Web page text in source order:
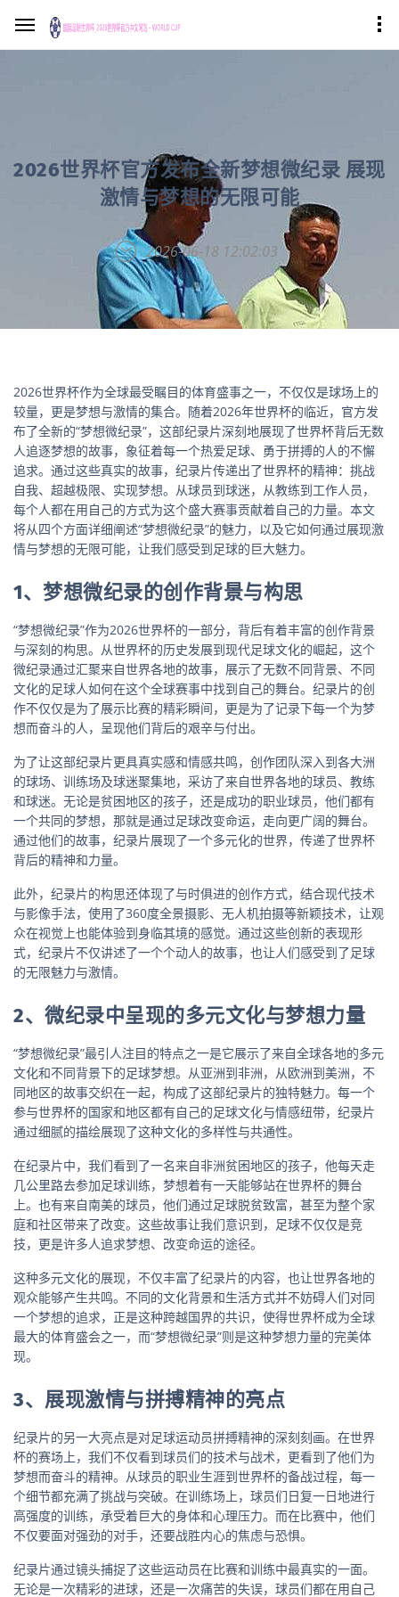
2026世界杯官方发布全新梦想微纪录 展现
激情与梦想的无限可能
2026-06-18 12:02:03
2026世界杯作为全球最受瞩目的体育盛事之一，不仅仅是球场上的
较量，更是梦想与激情的集合。随着2026年世界杯的临近，官方发
布了全新的“梦想微纪录”，这部纪录片深刻地展现了世界杯背后无数
人追逐梦想的故事，象征着每一个热爱足球、勇于拼搏的人的不懈
追求。通过这些真实的故事，纪录片传递出了世界杯的精神：挑战
自我、超越极限、实现梦想。从球员到球迷，从教练到工作人员，
每个人都在用自己的方式为这个盛大赛事贡献着自己的力量。本文
将从四个方面详细阐述“梦想微纪录”的魅力，以及它如何通过展现激
情与梦想的无限可能，让我们感受到足球的巨大魅力。
1、梦想微纪录的创作背景与构思
“梦想微纪录”作为2026世界杯的一部分，背后有着丰富的创作背景
与深刻的构思。从世界杯的历史发展到现代足球文化的崛起，这个
微纪录通过汇聚来自世界各地的故事，展示了无数不同背景、不同
文化的足球人如何在这个全球赛事中找到自己的舞台。纪录片的创
作不仅仅是为了展示比赛的精彩瞬间，更是为了记录下每一个为梦
想而奋斗的人，呈现他们背后的艰辛与付出。
为了让这部纪录片更具真实感和情感共鸣，创作团队深入到各大洲
的球场、训练场及球迷聚集地，采访了来自世界各地的球员、教练
和球迷。无论是贫困地区的孩子，还是成功的职业球员，他们都有
一个共同的梦想，那就是通过足球改变命运，走向更广阔的舞台。
通过他们的故事，纪录片展现了一个多元化的世界，传递了世界杯
背后的精神和力量。
此外，纪录片的构思还体现了与时俱进的创作方式，结合现代技术
与影像手法，使用了360度全景摄影、无人机拍摄等新颖技术，让观
众在视觉上也能体验到身临其境的感觉。通过这些创新的表现形
式，纪录片不仅讲述了一个个动人的故事，也让人们感受到了足球
的无限魅力与激情。
2、微纪录中呈现的多元文化与梦想力量
“梦想微纪录”最引人注目的特点之一是它展示了来自全球各地的多元
文化和不同背景下的足球梦想。从亚洲到非洲，从欧洲到美洲，不
同地区的故事交织在一起，构成了这部纪录片的独特魅力。每一个
参与世界杯的国家和地区都有自己的足球文化与情感纽带，纪录片
通过细腻的描绘展现了这种文化的多样性与共通性。
在纪录片中，我们看到了一名来自非洲贫困地区的孩子，他每天走
几公里路去参加足球训练，梦想着有一天能够站在世界杯的舞台
上。也有来自南美的球员，他们通过足球脱贫致富，甚至为整个家
庭和社区带来了改变。这些故事让我们意识到，足球不仅仅是竞
技，更是许多人追求梦想、改变命运的途径。
这种多元文化的展现，不仅丰富了纪录片的内容，也让世界各地的
观众能够产生共鸣。不同的文化背景和生活方式并不妨碍人们对同
一个梦想的追求，正是这种跨越国界的共识，使得世界杯成为全球
最大的体育盛会之一，而“梦想微纪录”则是这种梦想力量的完美体
现。
3、展现激情与拼搏精神的亮点
纪录片的另一大亮点是对足球运动员拼搏精神的深刻刻画。在世界
杯的赛场上，我们不仅看到球员们的技术与战术，更看到了他们为
梦想而奋斗的精神。从球员的职业生涯到世界杯的备战过程，每一
个细节都充满了挑战与突破。在训练场上，球员们日复一日地进行
高强度的训练，承受着巨大的身体和心理压力。而在比赛中，他们
不仅要面对强劲的对手，还要战胜内心的焦虑与恐惧。
纪录片通过镜头捕捉了这些运动员在比赛和训练中最真实的一面。
无论是一次精彩的进球，还是一次痛苦的失误，球员们都在用自己